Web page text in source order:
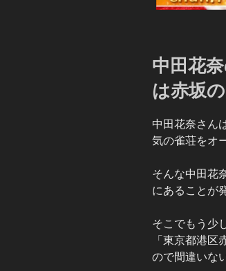
中田花
は赤坂
中田花奈さん
気の雀荘をオ
そんな中田花
にあることが
そこでもう少
「東京都港
ので間違いな